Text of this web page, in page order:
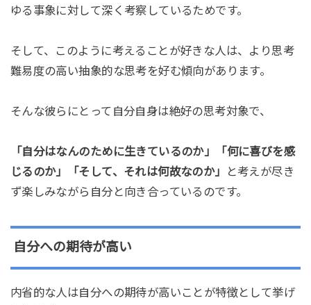
ゆる事象に対して深く考察しているためです。
そして、このように考えることが好きな人は、より思考
難易度の高い抽象的な思考を好む傾向があります。
そんな彼らにとって自分自身は絶好の思考対象で、
「自分はなんのために生きているのか」「何に喜びを感
じるのか」「そして、それは何故なのか」
と考えが尽き
ず楽しみながら自分と向き合っているのです。
自分への期待が高い
内省的な人は自分への期待が高いことが特徴として挙げ